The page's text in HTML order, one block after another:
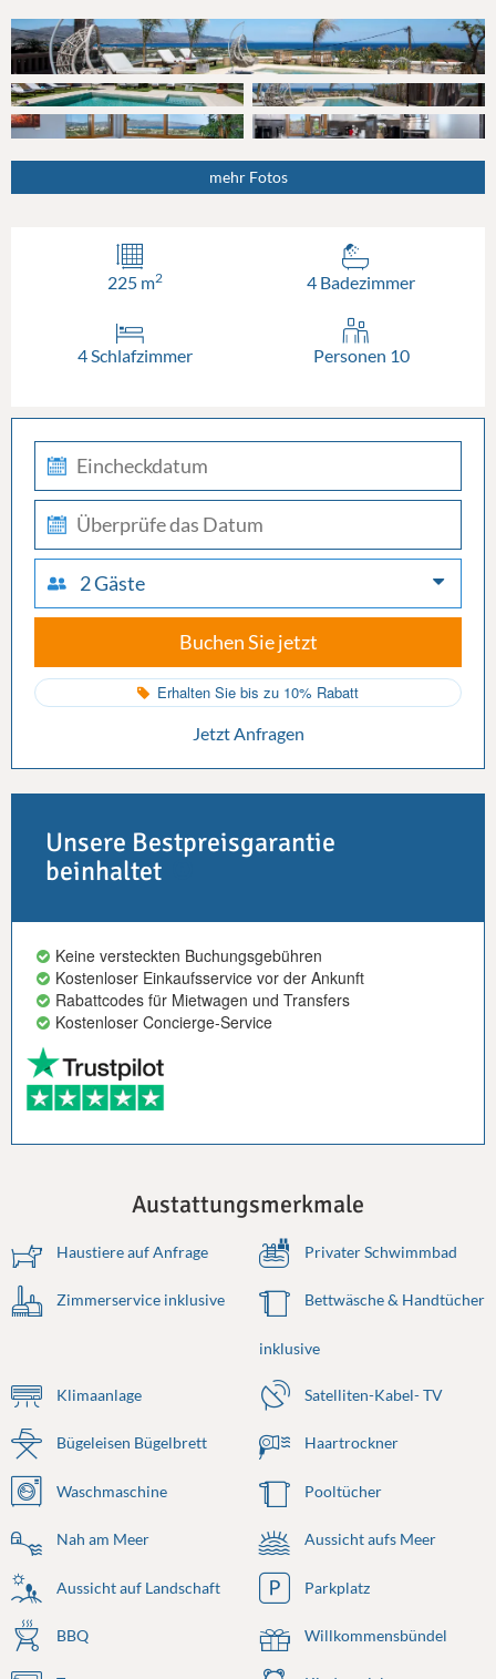
mehr Fotos
225 m2 4 Badezimmer
4 Schlafzimmer Personen 10
in
check-
out
2 Gäste
Buchen Sie jetzt
Erhalten Sie bis zu 10% Rabatt
Jetzt Anfragen
Unsere Bestpreisgarantie
beinhaltet
Keine versteckten Buchungsgebühren
Kostenloser Einkaufsservice vor der Ankunft
Rabattcodes für Mietwagen und Transfers
Kostenloser Concierge-Service
Austattungsmerkmale
Haustiere auf Anfrage Privater Schwimmbad
Zimmerservice inklusive Bettwäsche & Handtücher
inklusive
Klimaanlage Satelliten-Kabel- TV
Bügeleisen Bügelbrett Haartrockner
Waschmaschine Pooltücher
Nah am Meer Aussicht aufs Meer
Aussicht auf Landschaft Parkplatz
BBQ Willkommensbündel